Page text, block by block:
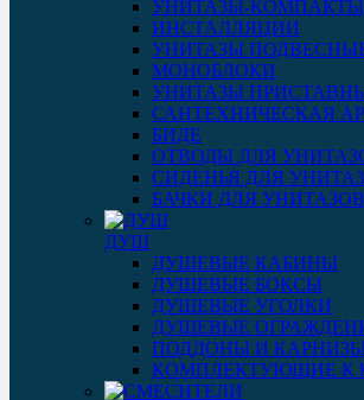
УНИТАЗЫ-КОМПАКТЫ
ИНСТАЛЛЯЦИИ
УНИТАЗЫ
МОНОБЛОКИ
УНИТАЗЫ
САНТЕХНИЧЕСКАЯ
БИДЕ
ОТВОДЫ ДЛЯ
СИДЕНЬЯ ДЛЯ
БАЧКИ ДЛЯ УНИТАЗОВ
ДУШ
ДУШЕВЫЕ КАБИНЫ
ДУШЕВЫЕ БОКСЫ
ДУШЕВЫЕ УГОЛКИ
ДУШЕВЫЕ
ПОДДОНЫ И
КОМПЛЕКТУЮЩИЕ К